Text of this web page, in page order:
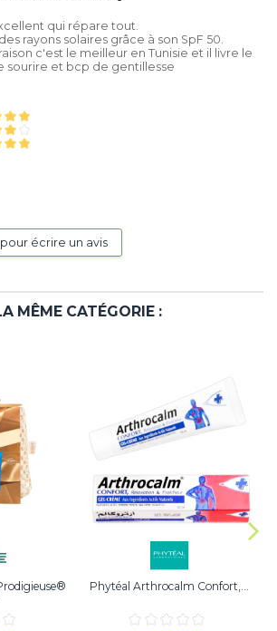
qui répare tout.
rayons solaires grâce à son SpF 50.
c'est le meilleur en Tunisie et il livre le
sourire et bcp de gentillesse
écrire un avis
MÊME CATÉGORIE :
Phytéal Arthrocalm Confort,...